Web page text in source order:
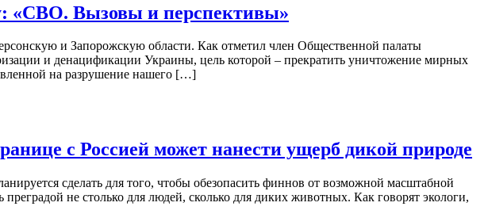
«СВО. Вызовы и перспективы»
и Запорожскую области. Как отметил член Общественной палаты
и денацификации Украины, цель которой – прекратить уничтожение мирных
на разрушение нашего […]
с Россией может нанести ущерб дикой природе
сделать для того, чтобы обезопасить финнов от возможной масштабной
не столько для людей, сколько для диких животных. Как говорят экологи,